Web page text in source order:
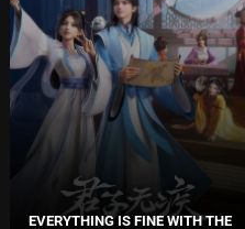
EVERYTHING IS FINE WITH THE